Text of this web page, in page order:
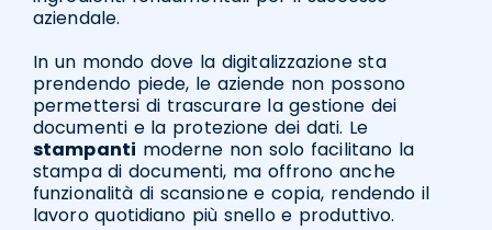
aziendale.
In un mondo dove la digitalizzazione sta
prendendo piede, le aziende non possono
permettersi di trascurare la gestione dei
documenti e la protezione dei dati. Le
stampanti moderne non solo facilitano la
stampa di documenti, ma offrono anche
funzionalità di scansione e copia, rendendo il
lavoro quotidiano più snello e produttivo.